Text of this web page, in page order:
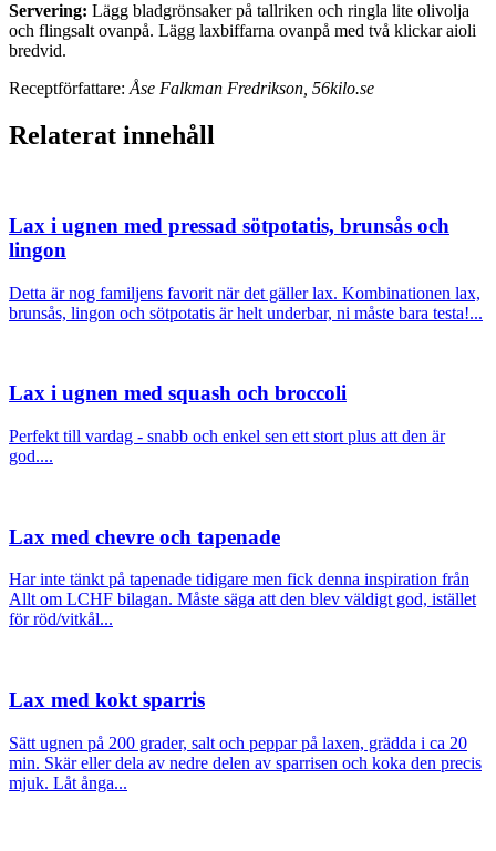
Servering: Lägg bladgrönsaker på tallriken och ringla lite olivolja
och flingsalt ovanpå. Lägg laxbiffarna ovanpå med två klickar aioli
bredvid.
Receptförfattare: Åse Falkman Fredrikson, 56kilo.se
Relaterat innehåll
Lax i ugnen med pressad sötpotatis, brunsås och
lingon
Detta är nog familjens favorit när det gäller lax. Kombinationen lax,
brunsås, lingon och sötpotatis är helt underbar, ni måste bara testa!...
Lax i ugnen med squash och broccoli
Perfekt till vardag - snabb och enkel sen ett stort plus att den är
god....
Lax med chevre och tapenade
Har inte tänkt på tapenade tidigare men fick denna inspiration från
Allt om LCHF bilagan. Måste säga att den blev väldigt god, istället
för röd/vitkål...
Lax med kokt sparris
Sätt ugnen på 200 grader, salt och peppar på laxen, grädda i ca 20
min. Skär eller dela av nedre delen av sparrisen och koka den precis
mjuk. Låt ånga...